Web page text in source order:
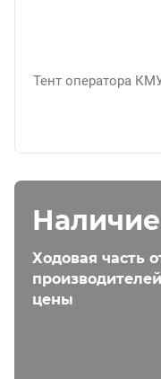
Тент оператора
Наличие
Ходовая часть
цены